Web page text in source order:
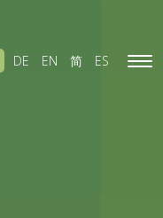
DE EN 简 ES